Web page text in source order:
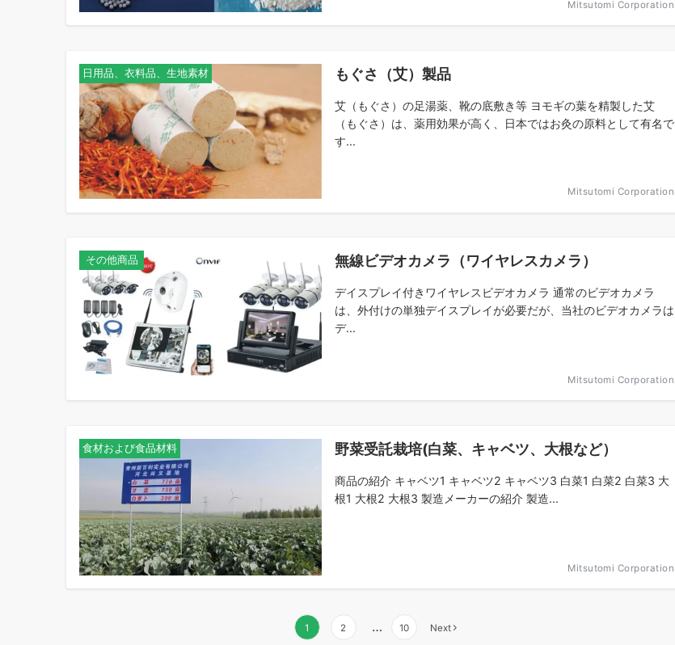
Mitsutomi Corporation
日用品、衣料品、生地素材 もぐさ（艾）製品
艾（もぐさ）の足湯薬、靴の底敷き等 ヨモギの葉を精製した艾
（もぐさ）は、薬用効果が高く、日本ではお灸の原料として有名で
す...
Mitsutomi Corporation
その他商品 無線ビデオカメラ（ワイヤレスカメラ）
デイスプレイ付きワイヤレスビデオカメラ 通常のビデオカメラ
は、外付けの単独デイスプレイが必要だが、当社のビデオカメラは
デ...
Mitsutomi Corporation
食材および食品材料 野菜受託栽培(白菜、キャベツ、大根など）
商品の紹介 キャベツ1 キャベツ2 キャベツ3 白菜1 白菜2 白菜3 大
根1 大根2 大根3 製造メーカーの紹介 製造...
Mitsutomi Corporation
1 2 … 10 Next